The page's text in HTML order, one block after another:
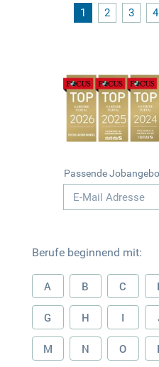
1 2 3 4
Passende
Berufe beginnend mit:
A B C
G H I
M N O